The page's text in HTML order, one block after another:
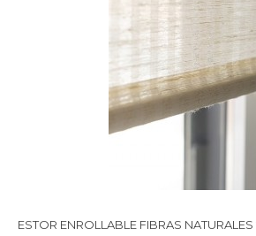
Precioso estor enrollable de fibras
ESTOR ENROLLABLE FIBRAS NATURALES